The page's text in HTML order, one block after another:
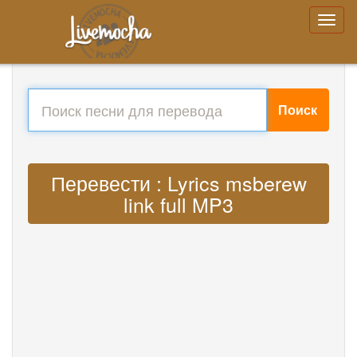
Поиск
Перевести : Lyrics msberew
link full MP3